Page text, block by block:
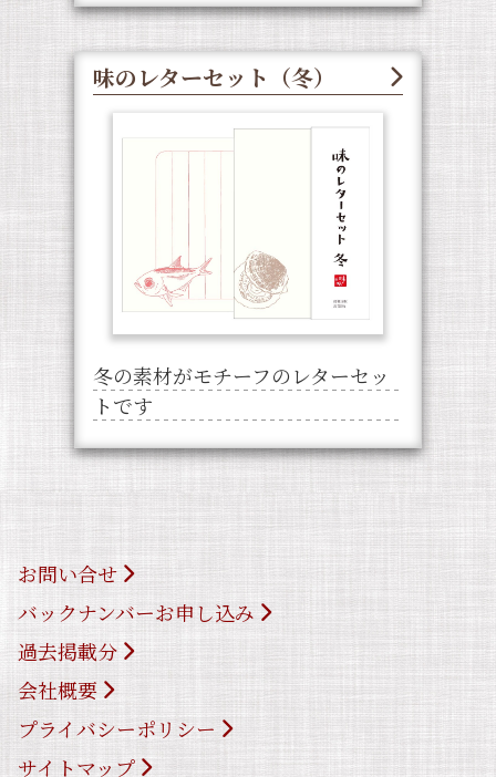
味のレターセット（冬）
冬の素材がモチーフのレターセッ
トです
お問い合せ
バックナンバーお申し込み
過去掲載分
会社概要
プライバシーポリシー
サイトマップ